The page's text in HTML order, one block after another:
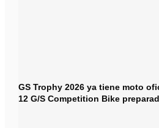
GS Trophy 2026 ya tiene moto
12 G/S Competition Bike